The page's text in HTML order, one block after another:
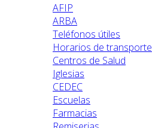
AFIP
ARBA
Teléfonos útiles
Horarios de transporte
Centros de Salud
Iglesias
CEDEC
Escuelas
Farmacias